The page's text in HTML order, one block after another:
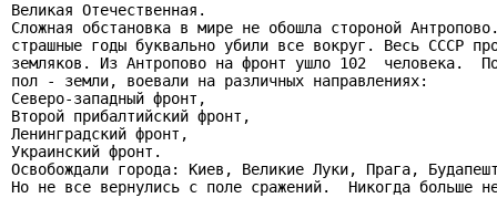
Великая Отечественная.
Сложная обстановка в мире не обошла стороной
страшные годы буквально убили все вокруг. Весь СССР
земляков. Из Антропово на фронт ушло 102  человека.
пол - земли, воевали на различных направлениях:
Северо-западный фронт,
Второй прибалтийский фронт,
Ленинградский фронт,
Украинский фронт.
Освобождали города: Киев, Великие Луки, Прага,
Но не все вернулись с поле сражений.  Никогда больше